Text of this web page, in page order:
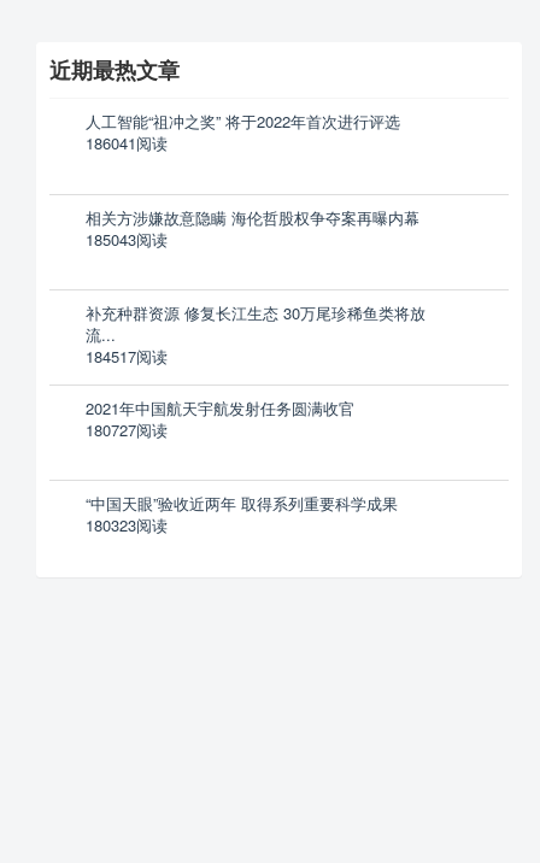
近期最热文章
人工智能“祖冲之奖” 将于2022年首次进行评选
186041阅读
相关方涉嫌故意隐瞒 海伦哲股权争夺案再曝内幕
185043阅读
补充种群资源 修复长江生态 30万尾珍稀鱼类将放
流...
184517阅读
2021年中国航天宇航发射任务圆满收官
180727阅读
“中国天眼”验收近两年 取得系列重要科学成果
180323阅读